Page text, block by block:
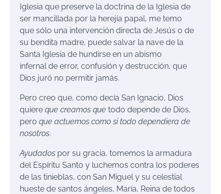
Iglesia que preserve la doctrina de la Iglesia de
ser mancillada por la herejía papal, me temo
que sólo una intervención directa de Jesús o de
su bendita madre, puede salvar la nave de la
Santa Iglesia de hundirse en un abismo
infernal de error, confusión y destrucción, que
Dios juró no permitir jamás.
Pero creo que, como decía San Ignacio, Dios
quiere que creamos que todo depende de Dios,
pero que actuemos como si todo dependiera de
nosotros.
Ayudados por su gracia, tomemos la armadura
del Espíritu Santo y luchemos contra los poderes
de las tinieblas, con San Miguel y su celestial
hueste de santos ángeles, María, Reina de todos